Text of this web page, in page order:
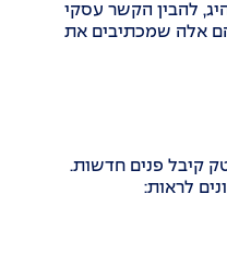
להבין הקשר עסקי
אלה שמכתיבים את
קיבל פנים חדשות.
לראות: